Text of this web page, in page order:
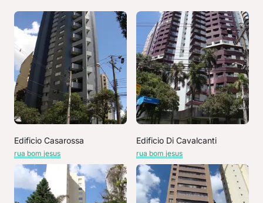
Edificio Casarossa
rua bom jesus
Edificio Di Cavalcanti
rua bom jesus